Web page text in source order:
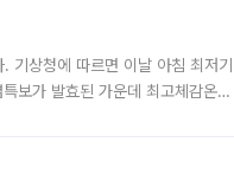
상청에 따르면 이날 아침 최저기
보가 발효된 가운데 최고체감온도